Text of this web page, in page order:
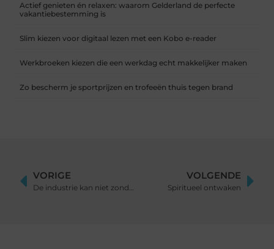
Actief genieten én relaxen: waarom Gelderland de perfecte
vakantiebestemming is
Slim kiezen voor digitaal lezen met een Kobo e-reader
Werkbroeken kiezen die een werkdag echt makkelijker maken
Zo bescherm je sportprijzen en trofeeën thuis tegen brand
VORIGE
De industrie kan niet zonder goede kraanbedieningen
VOLGENDE
Spiritueel ontwaken